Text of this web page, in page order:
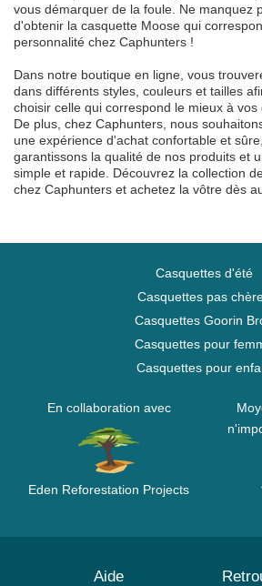
vous démarquer de la foule. Ne manquez
d'obtenir la casquette Moose qui
personnalité chez Caphunters !
Dans notre boutique en ligne, vous
dans différents styles, couleurs et tailles
choisir celle qui correspond le mieux à vos
De plus, chez Caphunters, nous
une expérience d'achat confortable et
garantissons la qualité de nos produits et
simple et rapide. Découvrez la collection
chez Caphunters et achetez la vôtre dès
Casquettes d'été
Casquettes pas
Casquettes Goorin
Casquettes pour
Casquettes pour
En collaboration avec
Eden Reforestation Projects
Aide